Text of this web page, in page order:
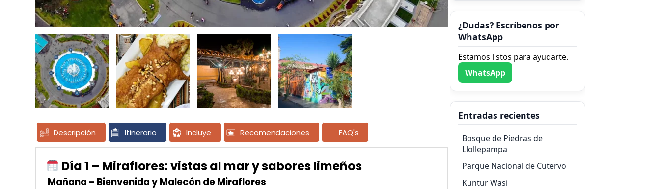
Descripción Itinerario Incluye Recomendaciones FAQ's
Día 1 – Miraflores: vistas al mar y sabores limeños
Mañana – Bienvenida y Malecón de Miraflores
¿Dudas? Escríbenos por
WhatsApp
Estamos listos para ayudarte.
WhatsApp
Entradas recientes
Bosque de Piedras de
Llollepampa
Parque Nacional de Cutervo
Kuntur Wasi